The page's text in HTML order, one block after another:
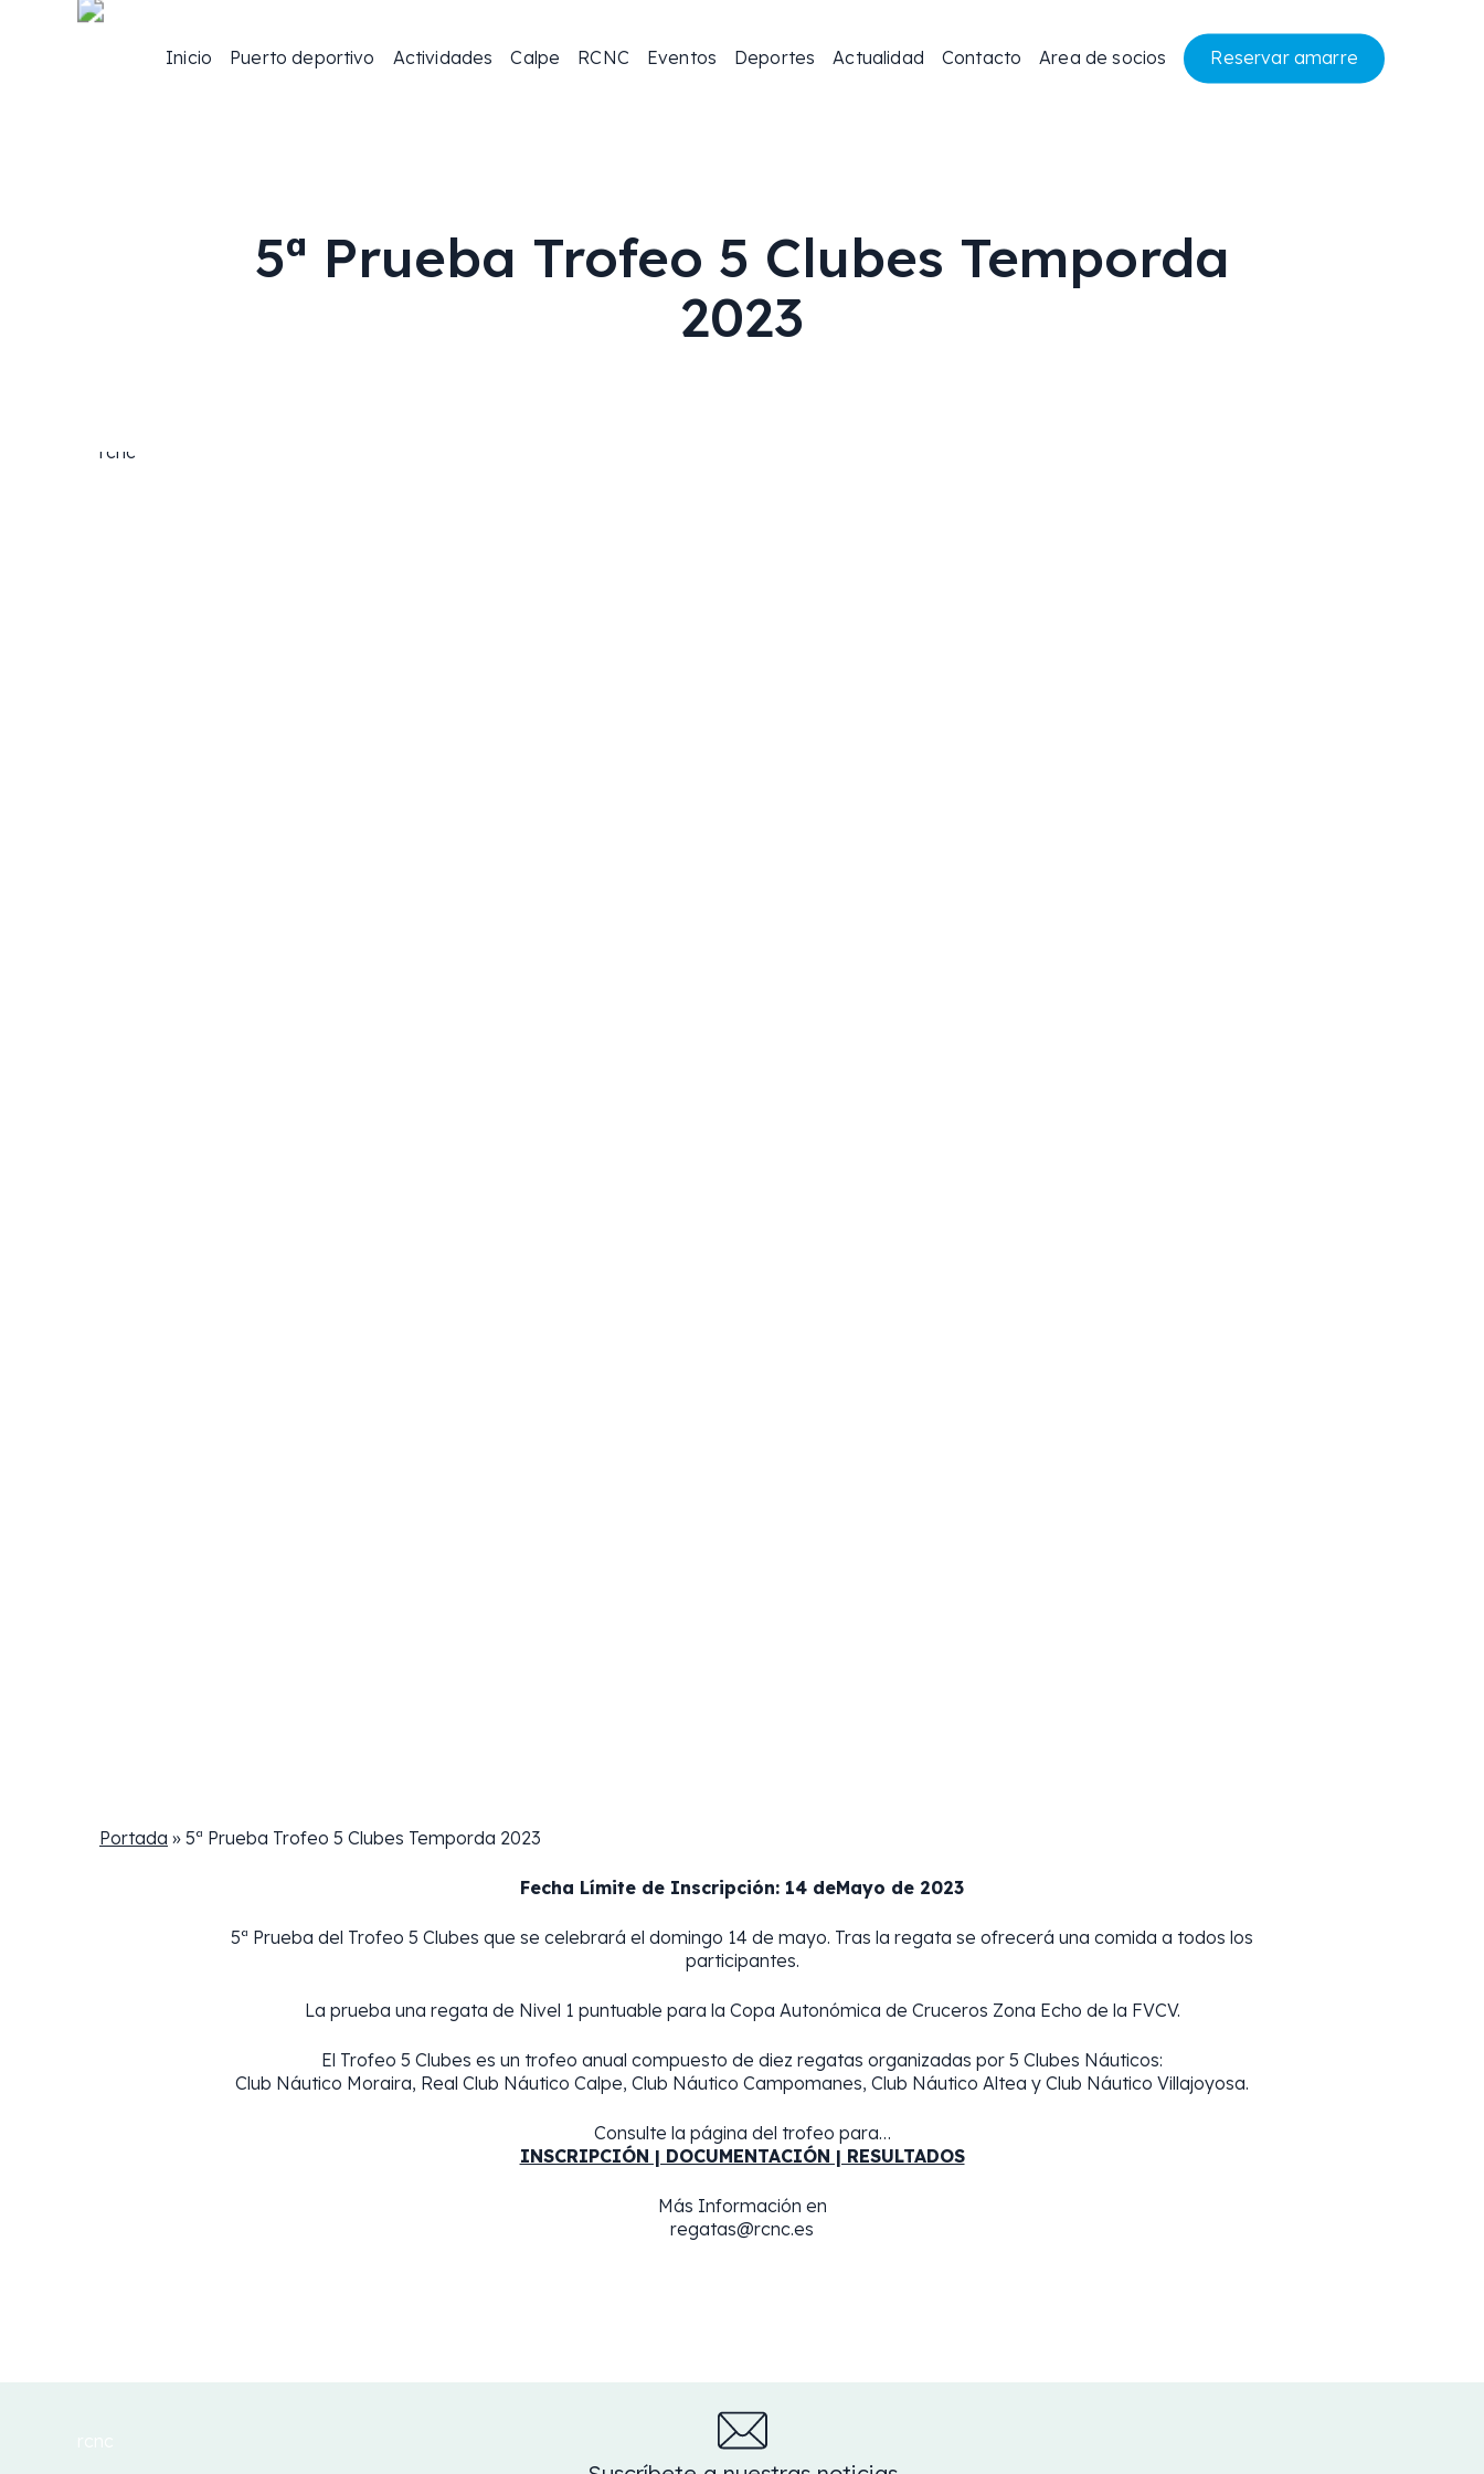
Inicio Puerto deportivo Actividades Calpe RCNC Eventos Deportes Actualidad Contacto Area de socios Reservar amarre
5ª Prueba Trofeo 5 Clubes Temporda
2023
Portada » 5ª Prueba Trofeo 5 Clubes Temporda 2023
Fecha Límite de Inscripción: 14 deMayo de 2023
5ª Prueba del Trofeo 5 Clubes que se celebrará el domingo 14 de mayo. Tras la regata se ofrecerá una comida a todos los
participantes.
La prueba una regata de Nivel 1 puntuable para la Copa Autonómica de Cruceros Zona Echo de la FVCV.
El Trofeo 5 Clubes es un trofeo anual compuesto de diez regatas organizadas por 5 Clubes Náuticos:
Club Náutico Moraira, Real Club Náutico Calpe, Club Náutico Campomanes, Club Náutico Altea y Club Náutico Villajoyosa.
Consulte la página del trofeo para…
INSCRIPCIÓN | DOCUMENTACIÓN | RESULTADOS
Más Información en
regatas@rcnc.es